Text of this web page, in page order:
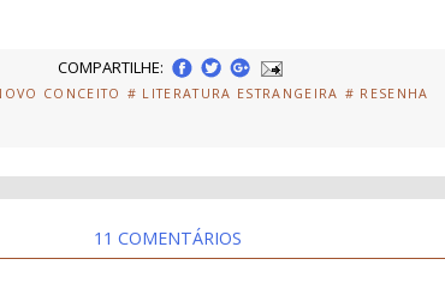
COMPARTILHE:
CONCEITO # LITERATURA ESTRANGEIRA # RESENHA
11 COMENTÁRIOS